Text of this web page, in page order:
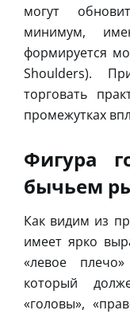
могут
минимум,
формируется
Shoulders).
торговать
промежутках
Фигура
бычьем
Как видим из
имеет ярко
«левое
который
«головы»,